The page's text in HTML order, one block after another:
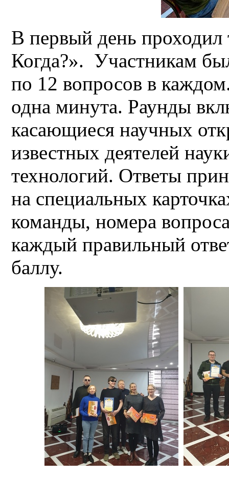
В первый день проходил
Когда?». Участникам
по 12 вопросов в
одна минута. Раунды
касающиеся научных
известных деятелей
технологий. Ответы
на специальных
команды, номера
каждый правильный
баллу.